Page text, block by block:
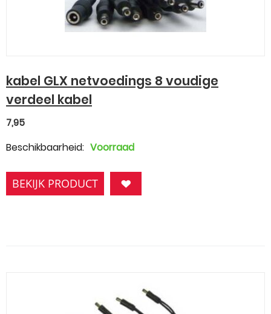
kabel GLX netvoedings 8 voudige
verdeel kabel
7,95
Beschikbaarheid: Voorraad
BEKIJK PRODUCT